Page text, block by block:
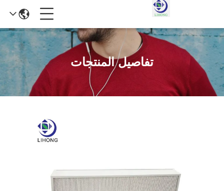
تفاصيل المنتجات